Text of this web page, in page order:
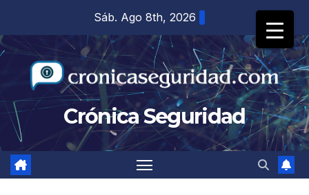
contenido
Sáb. Ago 8th, 2026
Crónica Seguridad